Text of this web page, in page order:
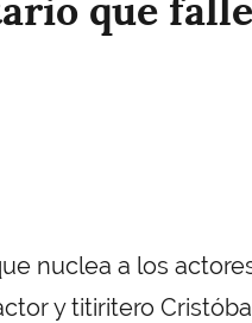
que
nuclea a los
y titiritero